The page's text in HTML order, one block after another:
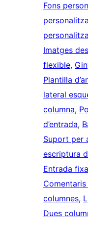
Fons
Imatges
flexible,
Plantilla
lateral
columna,
d’entrada,
Suport per
escriptura
Entrada
columnes,
Dues